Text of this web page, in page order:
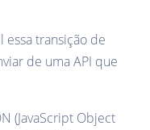
transição de
de uma API que
(JavaScript Object